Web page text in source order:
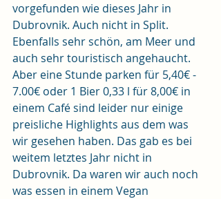
vorgefunden wie dieses Jahr in
Dubrovnik. Auch nicht in Split.
Ebenfalls sehr schön, am Meer und
auch sehr touristisch angehaucht.
Aber eine Stunde parken für 5,40€ -
7.00€ oder 1 Bier 0,33 l für 8,00€ in
einem Café sind leider nur einige
preisliche Highlights aus dem was
wir gesehen haben. Das gab es bei
weitem letztes Jahr nicht in
Dubrovnik. Da waren wir auch noch
was essen in einem Vegan